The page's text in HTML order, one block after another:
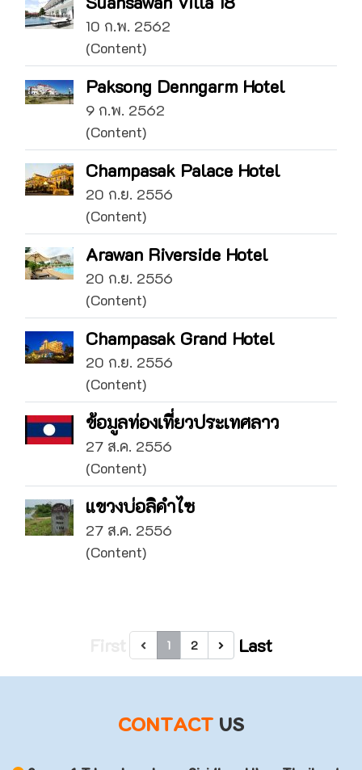
10 ก.พ. 2562
(Content)
Paksong Denngarm Hotel
9 ก.พ. 2562
(Content)
Champasak Palace Hotel
20 ก.ย. 2556
(Content)
Arawan Riverside Hotel
20 ก.ย. 2556
(Content)
Champasak Grand Hotel
20 ก.ย. 2556
(Content)
ข้อมูลท่องเที่ยวประเทศลาว
27 ส.ค. 2556
(Content)
แขวงบ่อลิคำไซ
27 ส.ค. 2556
(Content)
1 2 Last
CONTACT US